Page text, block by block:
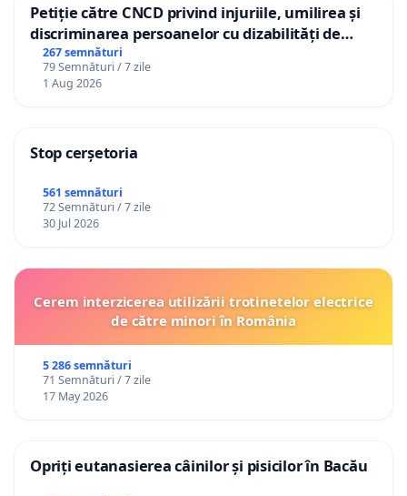
Petiție către CNCD privind injuriile, umilirea și
discriminarea persoanelor cu dizabilități de
către utilizatorul TikTok „Gorici”
267 semnături
79 Semnături / 7 zile
1 Aug 2026
Stop cerșetoria
561 semnături
72 Semnături / 7 zile
30 Jul 2026
Cerem interzicerea utilizării trotinetelor electrice
de către minori în România
5 286 semnături
71 Semnături / 7 zile
17 May 2026
Opriți eutanasierea câinilor și pisicilor în Bacău